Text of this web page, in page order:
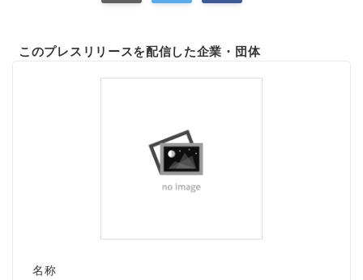
このプレスリリースを配信した企業・団体
名称